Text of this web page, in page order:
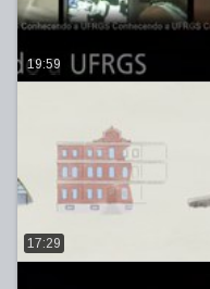
19:59
17:29